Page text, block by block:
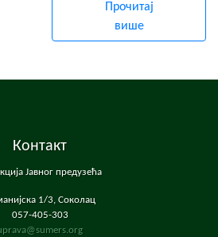
Прочитај
више
Контакт
Јавног предузећа
1/3, Соколац
057-405-303